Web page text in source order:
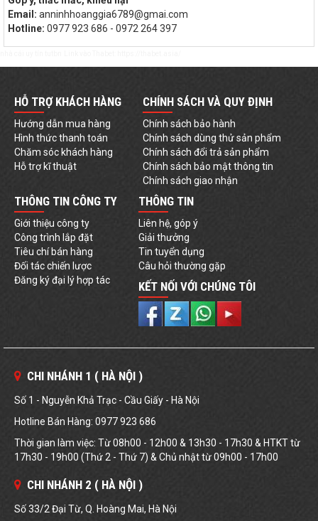
Email: anninhhoanggia6789@gmai.com
Hotline: 0977 923 686 - 0972 264 397
HỖ TRỢ KHÁCH HÀNG
Hướng dẫn mua hàng
Hình thức thanh toán
Chăm sóc khách hàng
Hỗ trợ kĩ thuật
CHÍNH SÁCH VÀ QUY ĐỊNH
Chính sách bảo hành
Chính sách dùng thử sản phẩm
Chính sách đổi trả sản phẩm
Chính sách bảo mật thông tin
Chính sách giao nhận
THÔNG TIN CÔNG TY
Giới thiệu công ty
Công trình lắp đặt
Tiêu chí bán hàng
Đối tác chiến lược
Đăng ký đại lý hợp tác
THÔNG TIN
Liên hệ, góp ý
Giải thưởng
Tin tuyển dụng
Câu hỏi thường gặp
KẾT NỐI VỚI CHÚNG TÔI
CHI NHÁNH 1 ( HÀ NỘI )
Số 1 - Nguyễn Khả Trạc - Cầu Giấy - Hà Nội
Hotline Bán Hàng: 0977 923 686
Thời gian làm việc: Từ 08h00 - 12h00 & 13h30 - 17h30 & HTKT từ
17h30 - 19h00 (Thứ 2 - Thứ 7) & Chủ nhật từ 09h00 - 17h00
CHI NHÁNH 2 ( HÀ NỘI )
Số 33/2 Đại Từ, Q. Hoàng Mai, Hà Nội